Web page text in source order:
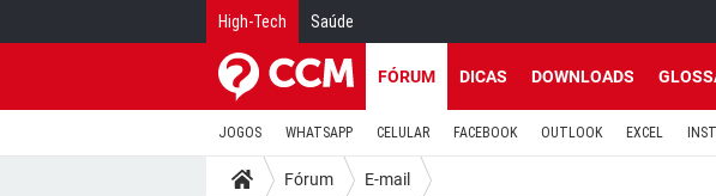
High-Tech Saúde
FÓRUM DICAS DOWNLOADS
JOGOS WHATSAPP CELULAR FACEBOOK OUTLOOK EXCEL
Fórum E-mail